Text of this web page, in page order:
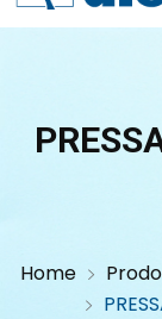
PRESSA PER TERMOADESIVI
Home